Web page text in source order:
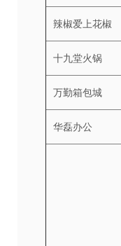
辣椒爱上花椒
十九堂火锅
万勤箱包城
华磊办公